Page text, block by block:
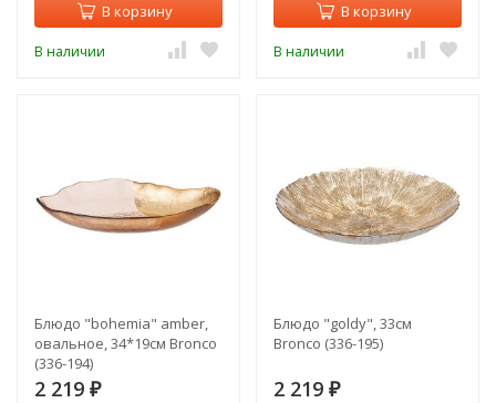
В корзину
В наличии
В корзину
В наличии
Блюдо "bohemia" amber,
овальное, 34*19см Bronco
(336-194)
2 219 ₽
Блюдо "goldy", 33см
Bronco (336-195)
2 219 ₽